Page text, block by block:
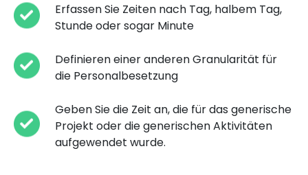
Erfassen Sie Zeiten nach Tag, halbem Tag,
Stunde oder sogar Minute
Definieren einer anderen Granularität für
die Personalbesetzung
Geben Sie die Zeit an, die für das generische
Projekt oder die generischen Aktivitäten
aufgewendet wurde.